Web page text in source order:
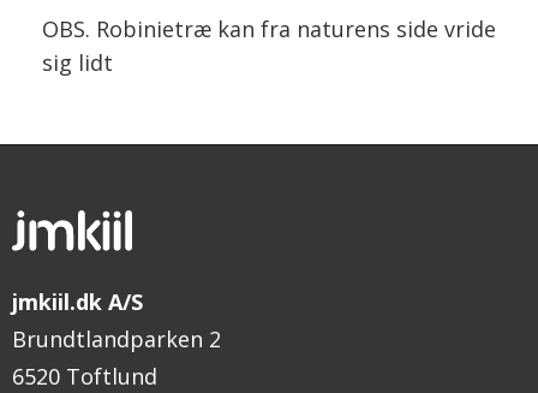
OBS. Robinietræ kan fra naturens side vride
sig lidt
jmkiil.dk A/S
Brundtlandparken 2
6520 Toftlund